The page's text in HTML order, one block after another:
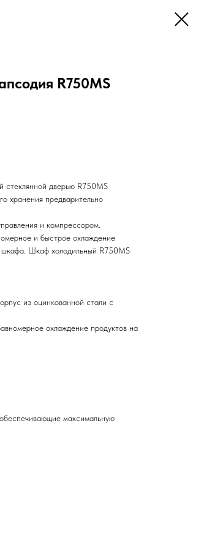
R750MS
дверью R750MS
хранения предварительно
и компрессором.
и быстрое охлаждение
шкафа. Шкаф холодильный R750MS
из оцинкованной стали с
охлаждение продуктов на
максимальную